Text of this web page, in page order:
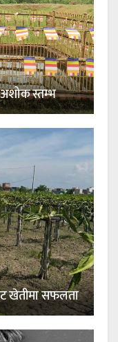
अशोक स्तम्भ
खेतीमा सफलता